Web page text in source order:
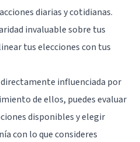
diarias y cotidianas.
invaluable sobre tus
tus elecciones con tus
directamente influenciada por
de ellos, puedes evaluar
disponibles y elegir
con lo que consideres